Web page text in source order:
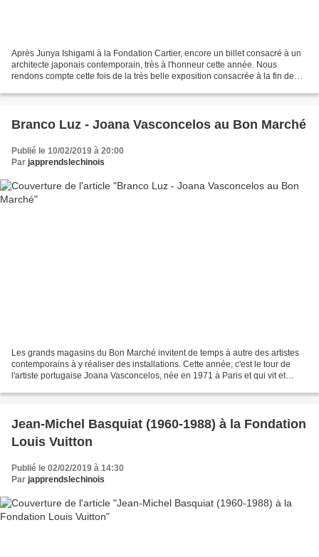
Après Junya Ishigami à la Fondation Cartier, encore un billet consacré à un
architecte japonais contemporain, très à l'honneur cette année. Nous
rendons compte cette fois de la très belle exposition consacrée à la fin de
Branco Luz - Joana Vasconcelos au Bon Marché
Publié le 10/02/2019 à 20:00
Par japprendslechinois
Les grands magasins du Bon Marché invitent de temps à autre des artistes
contemporains à y réaliser des installations. Cette année, c'est le tour de
l'artiste portugaise Joana Vasconcelos, née en 1971 à Paris et qui vit et
Jean-Michel Basquiat (1960-1988) à la Fondation
Louis Vuitton
Publié le 02/02/2019 à 14:30
Par japprendslechinois